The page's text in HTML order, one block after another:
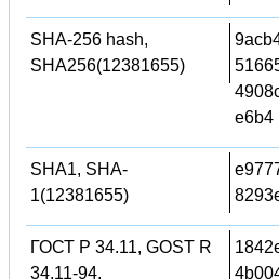
SHA-256 hash,
SHA256(12381655)
e6b4
SHA1, SHA-
1(12381655)
ГОСТ Р 34.11, GOST R
34.11-94,